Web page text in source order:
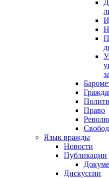
Право
Язык вражды
Новости
Публикации
Дискуссии